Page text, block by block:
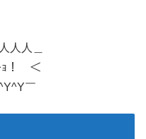
人人＿
ｮ！ ＜
￣